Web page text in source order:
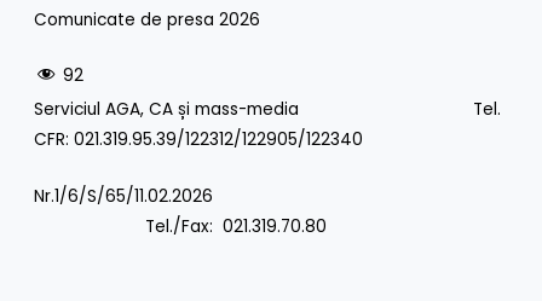
Comunicate de presa 2026
92
Serviciul AGA, CA și mass-media Tel.
CFR: 021.319.95.39/122312/122905/122340
Nr.1/6/S/65/11.02.2026
Tel./Fax: 021.319.70.80